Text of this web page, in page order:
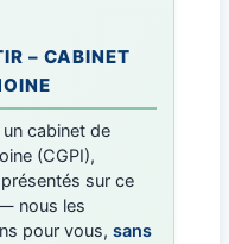
– CABINET
cabinet de
(CGPI),
sur ce
nous les
pour vous, sans